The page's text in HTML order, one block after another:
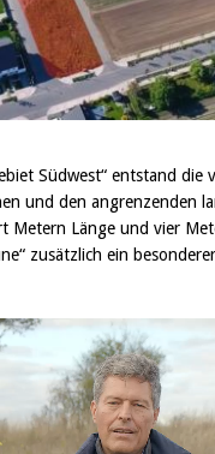
Südwest“ entstand die
und den angrenzenden
Metern Länge und vier
zusätzlich ein